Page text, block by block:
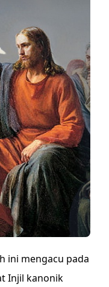
ini mengacu pada
Injil kanonik